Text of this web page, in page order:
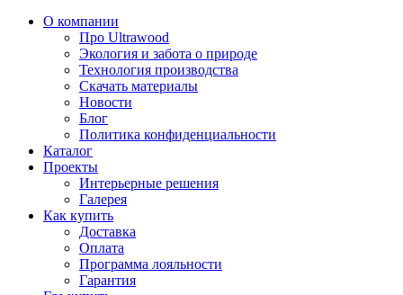
О компании
Про Ultrawood
Экология и забота о природе
Технология производства
Скачать материалы
Новости
Блог
Политика конфиденциальности
Каталог
Проекты
Интерьерные решения
Галерея
Как купить
Доставка
Оплата
Программа лояльности
Гарантия